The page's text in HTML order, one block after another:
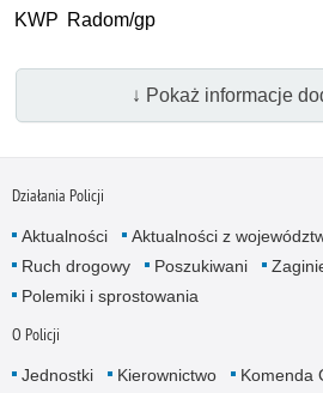
KWP Radom/gp
↓ Pokaż informacje
Działania Policji
Aktualności Aktualności z
Ruch drogowy
Poszukiwani
Polemiki i sprostowania
O Policji
Jednostki Kierownictwo
Komenda